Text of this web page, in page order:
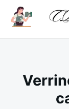
SkipSearch
for: